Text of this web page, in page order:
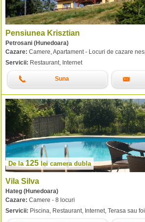
Pensiunea Krisztian
Petrosani (Hunedoara)
Cazare: Camere, Apartament - Locuri de cazare
Servicii: Restaurant, Internet
Suna
De la125 lei camera dubla
Vila Silva
Hateg (Hunedoara)
Cazare: Camere - 8 locuri
Servicii: Piscina, Restaurant, Internet, Terasa sau